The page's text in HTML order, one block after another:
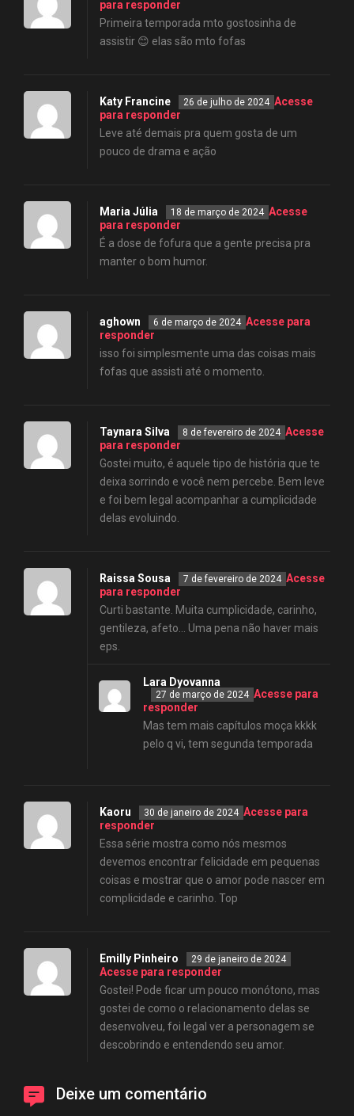
para responder
Primeira temporada mto gostosinha de
assistir 😊 elas são mto fofas
Katy Francine 26 de julho de 2024 Acesse
para responder
Leve até demais pra quem gosta de um
pouco de drama e ação
Maria Júlia 18 de março de 2024 Acesse
para responder
É a dose de fofura que a gente precisa pra
manter o bom humor.
aghown 6 de março de 2024 Acesse para
responder
isso foi simplesmente uma das coisas mais
fofas que assisti até o momento.
Taynara Silva 8 de fevereiro de 2024 Acesse
para responder
Gostei muito, é aquele tipo de história que te
deixa sorrindo e você nem percebe. Bem leve
e foi bem legal acompanhar a cumplicidade
delas evoluindo.
Raissa Sousa 7 de fevereiro de 2024 Acesse
para responder
Curti bastante. Muita cumplicidade, carinho,
gentileza, afeto… Uma pena não haver mais
eps.
Lara Dyovanna
27 de março de 2024 Acesse para
responder
Mas tem mais capítulos moça kkkk
pelo q vi, tem segunda temporada
Kaoru 30 de janeiro de 2024 Acesse para
responder
Essa série mostra como nós mesmos
devemos encontrar felicidade em pequenas
coisas e mostrar que o amor pode nascer em
complicidade e carinho. Top
Emilly Pinheiro 29 de janeiro de 2024
Acesse para responder
Gostei! Pode ficar um pouco monótono, mas
gostei de como o relacionamento delas se
desenvolveu, foi legal ver a personagem se
descobrindo e entendendo seu amor.
Deixe um comentário